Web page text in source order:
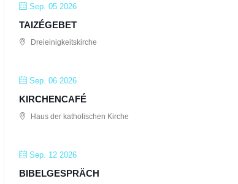
Sep. 05 2026
TAIZÉGEBET
Dreieinigkeitskirche
Sep. 06 2026
KIRCHENCAFÉ
Haus der katholischen Kirche
Sep. 12 2026
BIBELGESPRÄCH